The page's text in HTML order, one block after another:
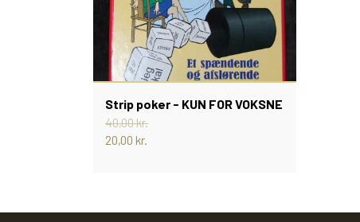
Strip poker - KUN FOR VOKSNE
40,00 kr.
20,00 kr.